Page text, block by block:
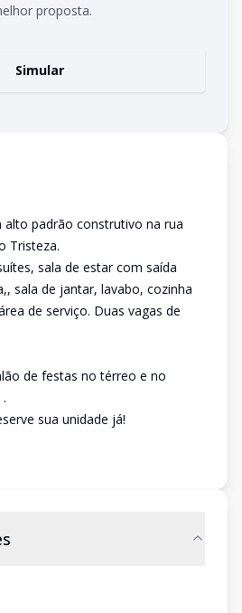
proposta.
Simular
alto padrão construtivo na rua
Tristeza.
sala de estar com saída
sala de jantar, lavabo, cozinha
de serviço. Duas vagas de
de festas no térreo e no
sua unidade já!